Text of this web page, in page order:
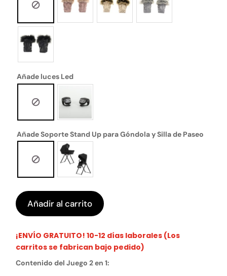
Añade luces Led
Añade Soporte Stand Up para Góndola y Silla de Paseo
Añadir al carrito
¡ENVÍO GRATUITO! 10-12 días laborales (Los
carritos se fabrican bajo pedido)
Contenido del Juego 2 en 1: